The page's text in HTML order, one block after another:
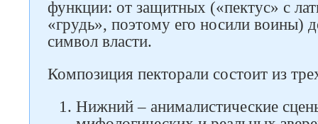
функции: от защитных («пектус» с
«грудь», поэтому его носили воины)
символ власти.
Композиция пекторали состоит из
Нижний – анималистические